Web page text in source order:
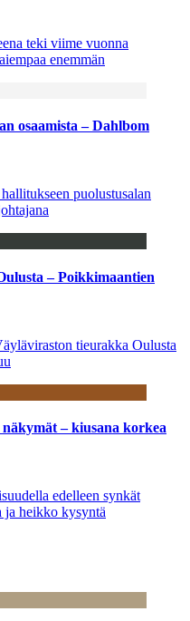
teki viime vuonna
enemmän
osaamista – Dahlbom
puolustusalan
– Poikkimaantien
tieurakka Oulusta
näkymät – kiusana korkea
edelleen synkät
ja heikko kysyntä